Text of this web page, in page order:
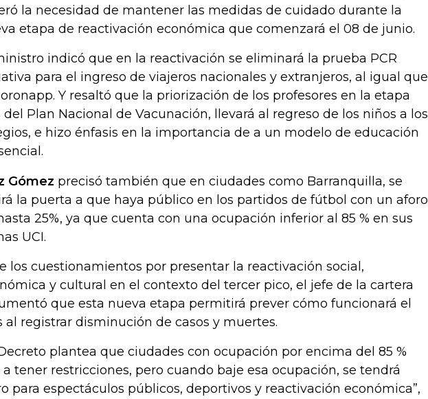
la necesidad de mantener las medidas de cuidado durante la
etapa de reactivación económica que comenzará el 08 de junio.
indicó que en la reactivación se eliminará la prueba PCR
para el ingreso de viajeros nacionales y extranjeros, al igual que
Y resaltó que la priorización de los profesores en la etapa
del Plan Nacional de Vacunación, llevará al regreso de los niños a los
e hizo énfasis en la importancia de a un modelo de educación
Gómez precisó también que en ciudades como Barranquilla, se
la puerta a que haya público en los partidos de fútbol con un aforo
25%, ya que cuenta con una ocupación inferior al 85 % en sus
UCI.
los cuestionamientos por presentar la reactivación social,
y cultural en el contexto del tercer pico, el jefe de la cartera
que esta nueva etapa permitirá prever cómo funcionará el
al registrar disminución de casos y muertes.
plantea que ciudades con ocupación por encima del 85 %
a tener restricciones, pero cuando baje esa ocupación, se tendrá
para espectáculos públicos, deportivos y reactivación económica”,